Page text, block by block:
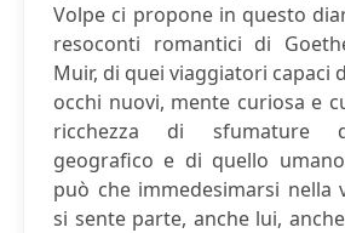
Volpe ci propone in questo
resoconti romantici di
Muir, di quei viaggiatori capaci
occhi nuovi, mente curiosa e
ricchezza di sfumature
geografico e di quello
può che immedesimarsi nella
si sente parte, anche lui,